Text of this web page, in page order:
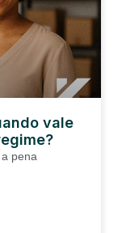
vale
pena